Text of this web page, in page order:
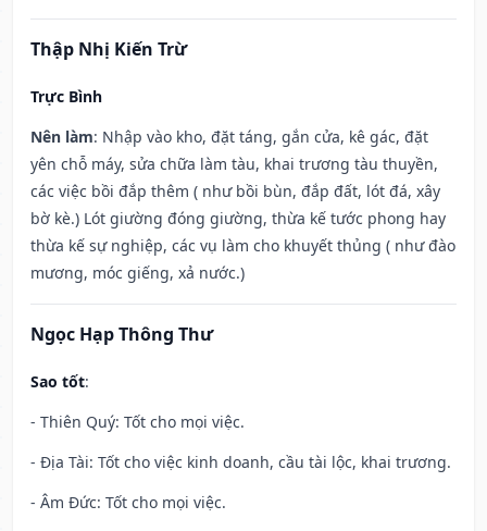
Thập Nhị Kiến Trừ
Trực Bình
Nên làm: Nhập vào kho, đặt táng, gắn cửa, kê gác, đặt
yên chỗ máy, sửa chữa làm tàu, khai trương tàu thuyền,
các việc bồi đắp thêm ( như bồi bùn, đắp đất, lót đá, xây
bờ kè.) Lót giường đóng giường, thừa kế tước phong hay
thừa kế sự nghiệp, các vụ làm cho khuyết thủng ( như đào
mương, móc giếng, xả nước.)
Ngọc Hạp Thông Thư
Sao tốt:
- Thiên Quý: Tốt cho mọi việc.
- Địa Tài: Tốt cho việc kinh doanh, cầu tài lộc, khai trương.
- Âm Đức: Tốt cho mọi việc.